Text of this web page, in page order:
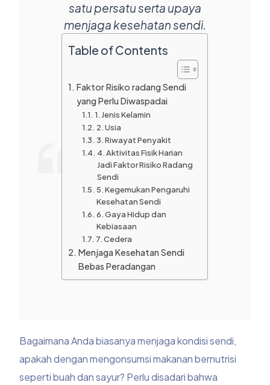
satu persatu serta upaya
menjaga kesehatan sendi.
Table of Contents
Faktor Risiko radang Sendi
yang Perlu Diwaspadai
1. Jenis Kelamin
2. Usia
3. Riwayat Penyakit
4. Aktivitas Fisik Harian
Jadi Faktor Risiko Radang
Sendi
5. Kegemukan Pengaruhi
Kesehatan Sendi
6. Gaya Hidup dan
Kebiasaan
7. Cedera
Menjaga Kesehatan Sendi
Bebas Peradangan
Bagaimana Anda biasanya menjaga kondisi sendi,
apakah dengan mengonsumsi makanan bernutrisi
seperti buah dan sayur? Perlu disadari bahwa